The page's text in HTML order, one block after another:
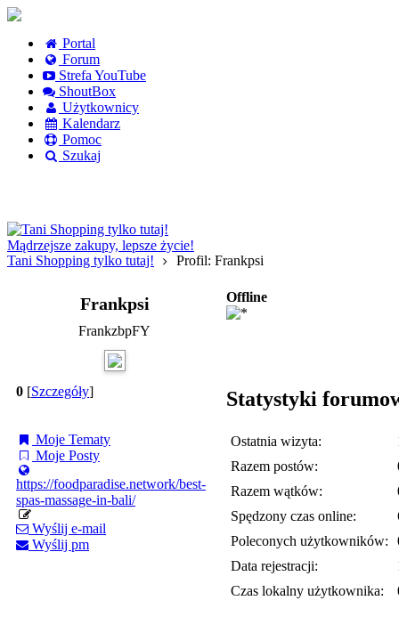
Portal
Forum
Strefa YouTube
ShoutBox
Użytkownicy
Kalendarz
Pomoc
Szukaj
Mądrzejsze zakupy, lepsze życie!
Tani Shopping tylko tutaj!
Profil: Frankpsi
Frankpsi
FrankzbpFY
0 [Szczegóły]
Moje Tematy
Moje Posty
https://foodparadise.network/best-
spas-massage-in-bali/
Wyślij e-mail
Wyślij pm
Offline
Statystyki
Ostatnia wizyta:
Razem postów:
Razem wątków:
Spędzony czas online:
Poleconych użytkowników:
Data rejestracji:
Czas lokalny użytkownika: